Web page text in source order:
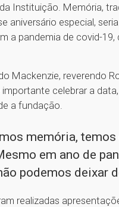
Instituição. Memória,
aniversário especial,
a pandemia de covid-
Mackenzie, reverendo
celebrar a
a fundação.
memória,
em ano de
podemos deixar
realizadas